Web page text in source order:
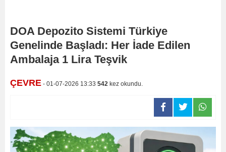
DOA Depozito Sistemi Türkiye
Genelinde Başladı: Her İade Edilen
Ambalaja 1 Lira Teşvik
ÇEVRE - 01-07-2026 13:33 542 kez okundu.